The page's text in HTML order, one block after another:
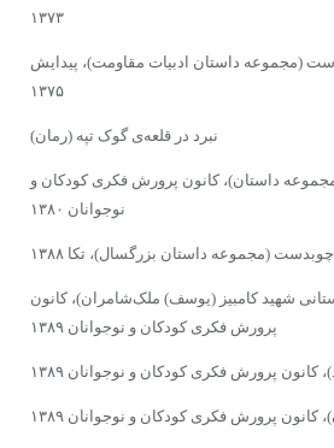
۱۳۷۳
(مجموعه داستان ادبیات مقاومت)، پیدایش
۱۳۷۵
نبرد در قلعه‌ى گوک تپه (رمان)
داستان)، کانون پرورش فکرى کودکان و
نوجوانان ۱۳۸۰
چوبدست (مجموعه داستان بزرگسال)، تکا ۱۳۸۸
شهید کامبیز (یوسف) ملک‌شامران)، کانون
پرورش فکری کودکان و نوجوانان ۱۳۸۹
کانون پرورش فکری کودکان و نوجوانان ۱۳۸۹
کانون پرورش فکری کودکان و نوجوانان ۱۳۸۹